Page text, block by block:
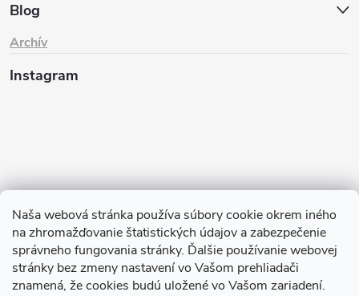
Naša webová stránka používa súbory cookie okrem iného
na zhromažďovanie štatistických údajov a zabezpečenie
správneho fungovania stránky. Ďalšie používanie webovej
stránky bez zmeny nastavení vo Vašom prehliadači
znamená, že cookies budú uložené vo Vašom zariadení.
Blog
Archív
Instagram
Sledovať na Instagrame
TIk Tok Instagram Facebook